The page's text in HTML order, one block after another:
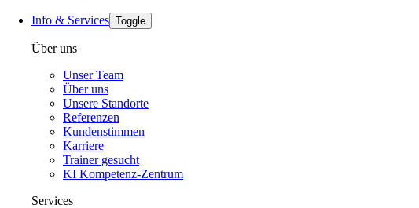
Info & Services Toggle
Über uns
Unser Team
Über uns
Unsere Standorte
Referenzen
Kundenstimmen
Karriere
Trainer gesucht
KI Kompetenz-Zentrum
Services